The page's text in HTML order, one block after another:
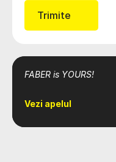
Trimite
FABER is YOURS!
Vezi apelul